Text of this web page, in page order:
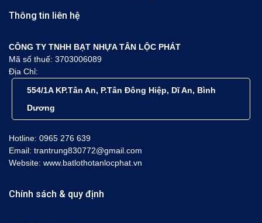
Thông tin liên hệ
CÔNG TY TNHH BẠT NHỰA TÂN LỘC PHÁT
Mã số thuế: 3703006089
Địa Chỉ:
554/1A KP.Tân An, P.Tân Đông Hiệp, Dĩ An, Bình
Dương
Hotline: 0965 276 639
Email: trantrung830772@gmail.com
Website: www.batlothotanlocphat.vn
Chính sách & quy định